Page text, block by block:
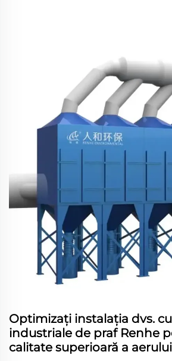
Optimizați instalația dvs.
industriale de praf Renhe
calitate superioară a aerului